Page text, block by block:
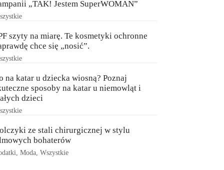
„TAK! Jestem SuperWOMAN”
szyty na miarę. Te kosmetyki ochronne
chce się „nosić”.
na katar u dziecka wiosną? Poznaj
sposoby na katar u niemowląt i
dzieci
ze stali chirurgicznej w stylu
bohaterów
,Moda,Wszystkie